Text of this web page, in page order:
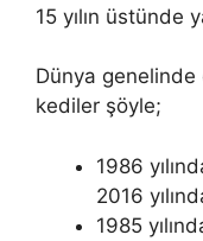
15 yılın üstünde
Dünya
kediler şöyle;
1986
2016
1985